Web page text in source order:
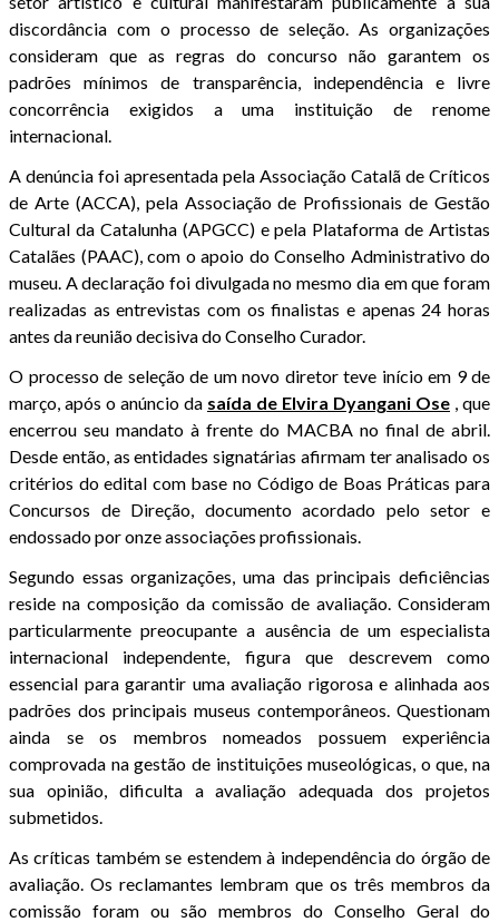
discordância com o processo de seleção. As organizações
consideram que as regras do concurso não garantem os
padrões mínimos de transparência, independência e livre
concorrência exigidos a uma instituição de renome
internacional.
A denúncia foi apresentada pela Associação Catalã de Críticos
de Arte (ACCA), pela Associação de Profissionais de Gestão
Cultural da Catalunha (APGCC) e pela Plataforma de Artistas
Catalães (PAAC), com o apoio do Conselho Administrativo do
museu. A declaração foi divulgada no mesmo dia em que foram
realizadas as entrevistas com os finalistas e apenas 24 horas
antes da reunião decisiva do Conselho Curador.
O processo de seleção de um novo diretor teve início em 9 de
março, após o anúncio da saída de Elvira Dyangani Ose , que
encerrou seu mandato à frente do MACBA no final de abril.
Desde então, as entidades signatárias afirmam ter analisado os
critérios do edital com base no Código de Boas Práticas para
Concursos de Direção, documento acordado pelo setor e
endossado por onze associações profissionais.
Segundo essas organizações, uma das principais deficiências
reside na composição da comissão de avaliação. Consideram
particularmente preocupante a ausência de um especialista
internacional independente, figura que descrevem como
essencial para garantir uma avaliação rigorosa e alinhada aos
padrões dos principais museus contemporâneos. Questionam
ainda se os membros nomeados possuem experiência
comprovada na gestão de instituições museológicas, o que, na
sua opinião, dificulta a avaliação adequada dos projetos
submetidos.
As críticas também se estendem à independência do órgão de
avaliação. Os reclamantes lembram que os três membros da
comissão foram ou são membros do Conselho Geral do